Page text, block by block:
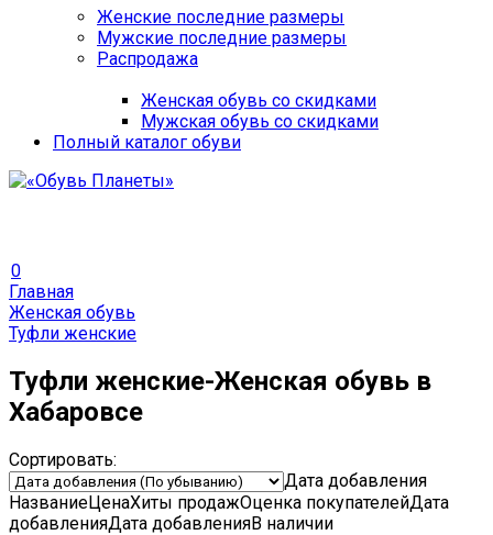
Женские последние размеры
Мужские последние размеры
Распродажа
Женская обувь со скидками
Мужская обувь со скидками
Полный каталог обуви
0
Главная
Женская обувь
Туфли женские
Туфли женские-Женская обувь в
Хабаровсе
Сортировать:
Дата добавления
НазваниеЦенаХиты продажОценка покупателейДата
добавленияДата добавленияВ наличии